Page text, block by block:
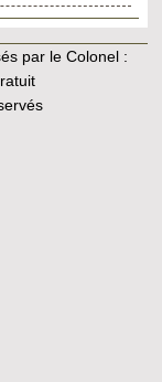
par le Colonel :